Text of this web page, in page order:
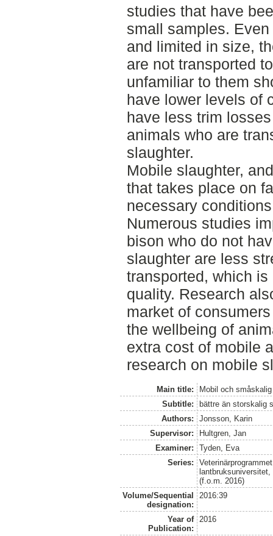
studies that have
small samples.
and limited in size,
are not transported
unfamiliar to them
have lower levels of
have less trim
animals who are
slaughter.
Mobile slaughter,
that takes place on
necessary
Numerous studies
bison who do not
slaughter are less
transported, which
quality. Research
market of
the wellbeing of
extra cost of mobile
research on mobile
Main title:
Mobil och
Subtitle:
bättre än storskalig
Authors:
Jonsson, Karin
Supervisor:
Hultgren, Jan
Examiner:
Tyden, Eva
Series:
(f.o.m. 2016)
Volume/Sequential
designation:
2016:39
Year of
Publication:
2016